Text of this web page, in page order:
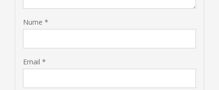
Nume *
Email *